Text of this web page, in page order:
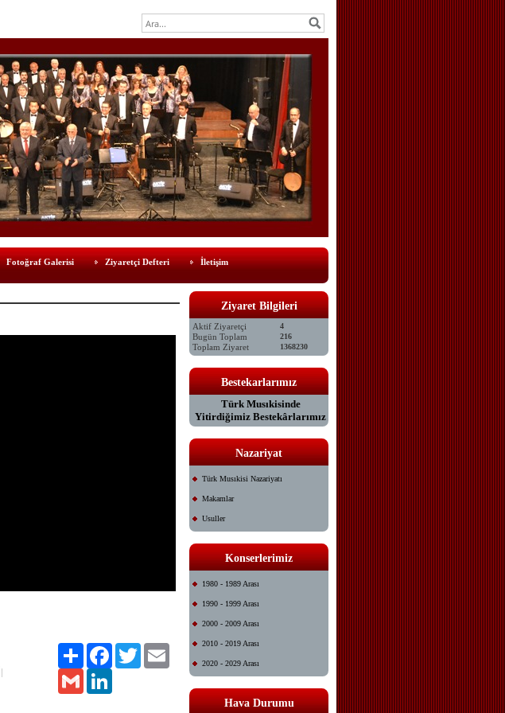
Fotoğraf Galerisi Ziyaretçi Defteri İletişim
Paylaş FacebookTwitter
Gmail
Ziyaret Bilgileri
Aktif Ziyaretçi 4
Bugün Toplam 216
Toplam Ziyaret 1368230
Bestekarlarımız
Türk Musıkisinde
Yitirdiğimiz Bestekârlarımız
Nazariyat
Türk Musıkisi Nazariyatı
Makamlar
Usuller
Konserlerimiz
1980 - 1989 Arası
1990 - 1999 Arası
2000 - 2009 Arası
2010 - 2019 Arası
2020 - 2029 Arası
Hava Durumu